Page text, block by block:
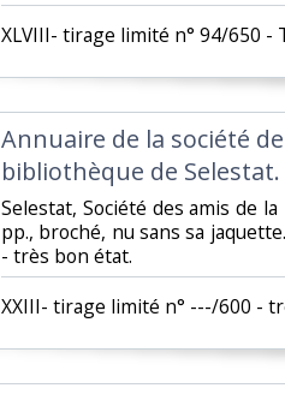
‎XLVIII- tirage limité n° 94/650 -
‎Annuaire de la société
bibliothèque de Selestat. ‎
‎Selestat, Société des amis de
pp., broché, nu sans sa
- très bon état.‎
‎XXIII- tirage limité n° ---/600 -